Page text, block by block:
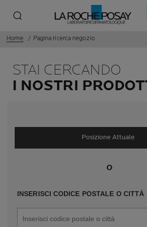
Home Pagina ricerca negozio
STAI CERCANDO
I NOSTRI
Posizione Attuale
O
INSERISCI CODICE POSTALE O CITTÀ